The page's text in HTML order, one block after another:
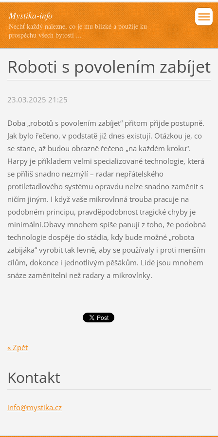
Mystika-info
Nechť každý nalezne, co je mu blízké a použije ku
prospěchu všech bytostí ...
Roboti s povolením zabíjet
23.03.2025 21:25
Doba „robotů s povolením zabíjet“ přitom přijde postupně.
Jak bylo řečeno, v podstatě již dnes existují. Otázkou je, co
se stane, až budou obrazně řečeno „na každém kroku“.
Harpy je příkladem velmi specializované technologie, která
se příliš snadno nezmýlí – radar nepřátelského
protiletadlového systému opravdu nelze snadno zaměnit s
ničím jiným. I když vaše mikrovlnná trouba pracuje na
podobném principu, pravděpodobnost tragické chyby je
minimální.Obavy mnohem spíše panují z toho, že podobná
technologie dospěje do stádia, kdy bude možné „robota
zabijáka“ vyrobit tak levně, aby se používaly i proti menším
cílům, dokonce i jednotlivým pěšákům. Lidé jsou mnohem
snáze zaměnitelní než radary a mikrovlnky.
« Zpět
Kontakt
info@mystika.cz